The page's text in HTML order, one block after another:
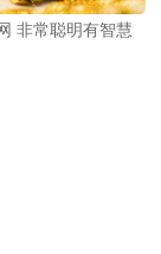
非常聪明有智慧